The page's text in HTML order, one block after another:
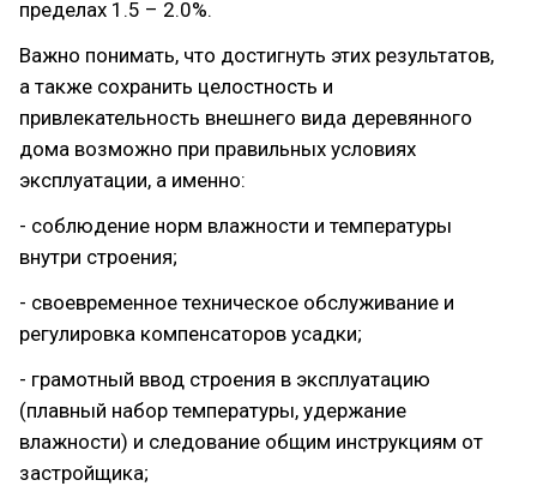
пределах 1.5 – 2.0%.
Важно понимать, что достигнуть этих результатов,
а также сохранить целостность и
привлекательность внешнего вида деревянного
дома возможно при правильных условиях
эксплуатации, а именно:
- соблюдение норм влажности и температуры
внутри строения;
- своевременное техническое обслуживание и
регулировка компенсаторов усадки;
- грамотный ввод строения в эксплуатацию
(плавный набор температуры, удержание
влажности) и следование общим инструкциям от
застройщика;